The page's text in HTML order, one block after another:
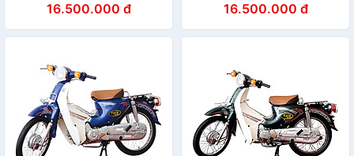
16.500.000 đ 16.500.000 đ